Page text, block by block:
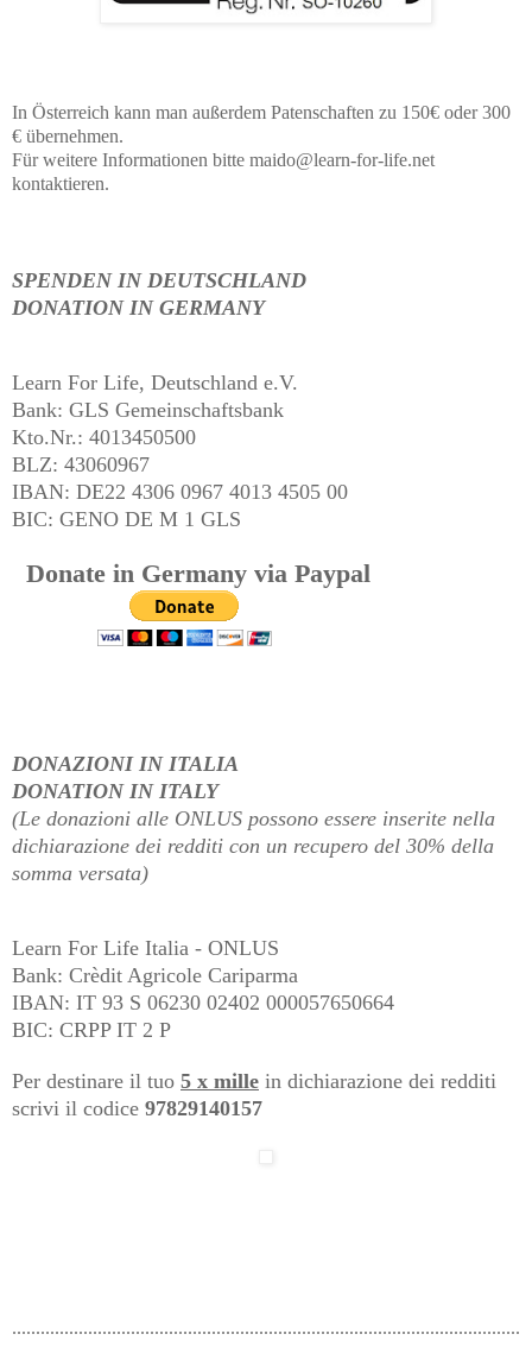
In Österreich kann man außerdem Patenschaften zu 150€ oder 300
€ übernehmen.
Für weitere Informationen bitte maido@learn-for-life.net
kontaktieren.
SPENDEN IN DEUTSCHLAND
DONATION IN GERMANY
Learn For Life, Deutschland e.V.
Bank: GLS Gemeinschaftsbank
Kto.Nr.: 4013450500
BLZ: 43060967
IBAN: DE22 4306 0967 4013 4505 00
BIC: GENO DE M 1 GLS
Donate in Germany via Paypal
DONAZIONI IN ITALIA
DONATION IN ITALY
(Le donazioni alle ONLUS possono essere inserite nella
dichiarazione dei redditi con un recupero del 30% della
somma versata)
Learn For Life Italia - ONLUS
Bank: Crèdit Agricole Cariparma
IBAN: IT 93 S 06230 02402 000057650664
BIC: CRPP IT 2 P
Per destinare il tuo 5 x mille in dichiarazione dei redditi
scrivi il codice 97829140157
...........................................................................................................